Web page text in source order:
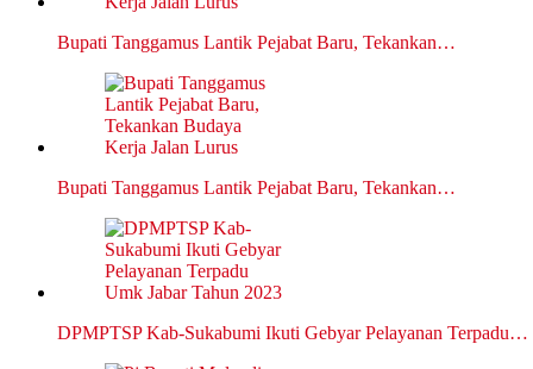
Bupati Tanggamus Lantik Pejabat Baru, Tekankan…
Bupati Tanggamus Lantik Pejabat Baru, Tekankan…
DPMPTSP Kab-Sukabumi Ikuti Gebyar Pelayanan Terpadu…